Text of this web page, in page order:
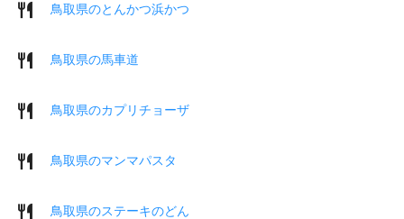
鳥取県のとんかつ浜かつ
鳥取県の馬車道
鳥取県のカプリチョーザ
鳥取県のマンマパスタ
鳥取県のステーキのどん